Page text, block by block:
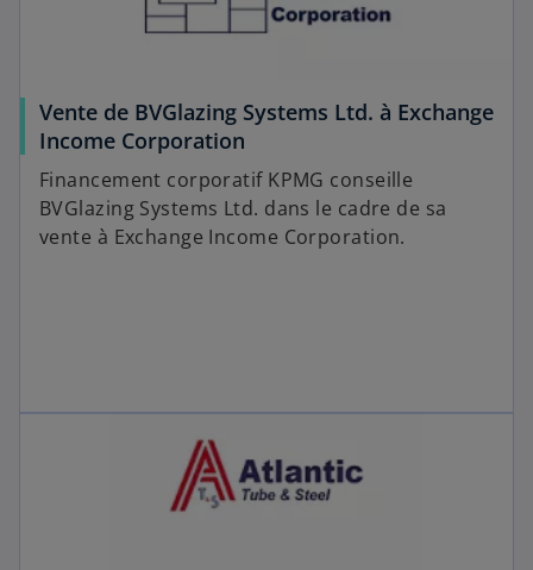
Vente de BVGlazing Systems Ltd. à Exchange
Income Corporation
Financement corporatif KPMG conseille
BVGlazing Systems Ltd. dans le cadre de sa
vente à Exchange Income Corporation.